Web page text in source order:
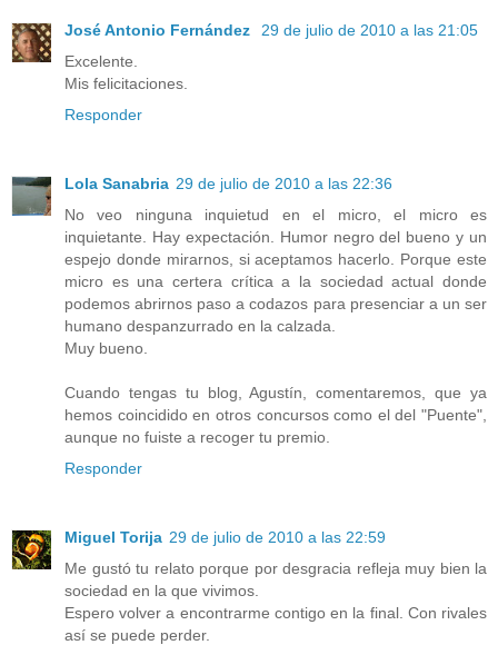
José Antonio Fernández
29 de julio de 2010 a las 21:05
Excelente.
Mis felicitaciones.
Responder
Lola Sanabria 29 de julio de 2010 a las 22:36
No veo ninguna inquietud en el micro, el micro es
inquietante. Hay expectación. Humor negro del bueno y un
espejo donde mirarnos, si aceptamos hacerlo. Porque este
micro es una certera crítica a la sociedad actual donde
podemos abrirnos paso a codazos para presenciar a un ser
humano despanzurrado en la calzada.
Muy bueno.
Cuando tengas tu blog, Agustín, comentaremos, que ya
hemos coincidido en otros concursos como el del "Puente",
aunque no fuiste a recoger tu premio.
Responder
Miguel Torija 29 de julio de 2010 a las 22:59
Me gustó tu relato porque por desgracia refleja muy bien la
sociedad en la que vivimos.
Espero volver a encontrarme contigo en la final. Con rivales
así se puede perder.